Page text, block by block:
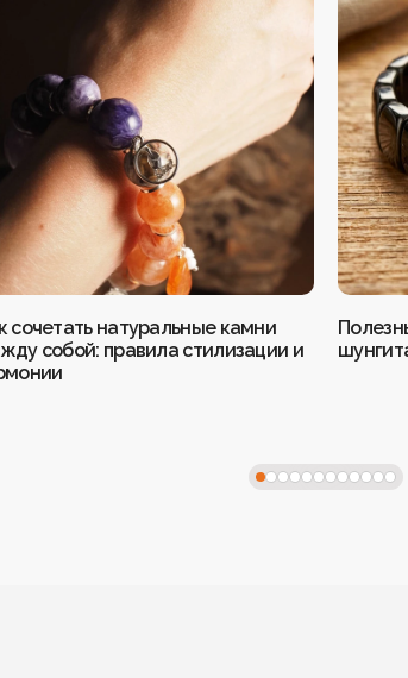
сочетать натуральные камни
собой: правила стилизации и